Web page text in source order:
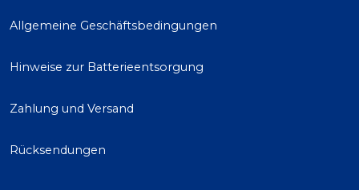
Allgemeine Geschäftsbedingungen
Hinweise zur Batterieentsorgung
Zahlung und Versand
Rücksendungen